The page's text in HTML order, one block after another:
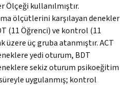
kullanılmıştır.
ölçütlerini karşılayan denekler
(11 Öğrenci) ve kontrol (11
üzere üç gruba atanmıştır. ACT
yedi oturum, BDT
sekiz oturum psikoeğitim
uygulanmış; kontrol